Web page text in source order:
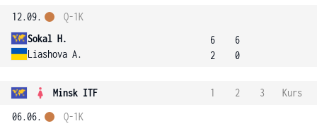
12.09.
Sokal H.
Liashova A.
Q-1K
6
2
6
0
Minsk ITF 1 2 3
Kurs
06.06.
Q-1K